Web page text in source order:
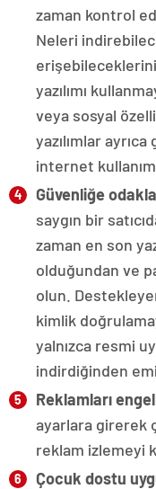
zaman kontrol
Neleri
yazılımı
veya sosyal
yazılımlar
internet
Güvenliğe
saygın bir
zaman en son
olduğundan ve
olun.
kimlik
yalnızca resmi
indirdiğinden
Reklamları
ayarlara girerek
reklam izlemeyi
Çocuk dostu